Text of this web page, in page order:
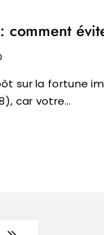
comment
sur la fortune
car votre…